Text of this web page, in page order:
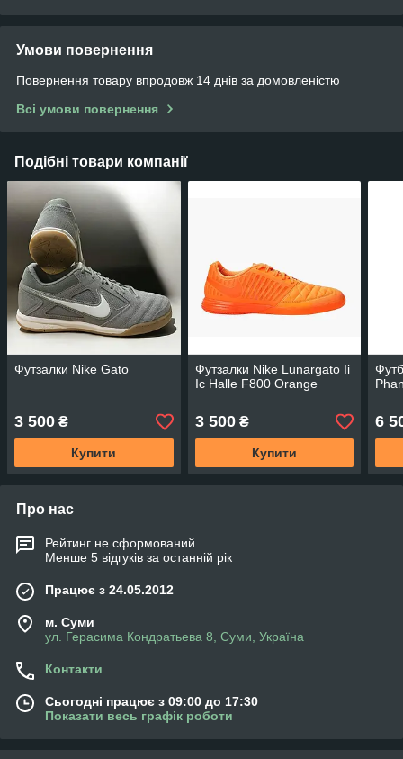
Умови повернення
Повернення товару впродовж 14 днів за домовленістю
Всі умови повернення
Подібні товари компанії
Футзалки Nike Gato
3 500 ₴
Купити
Футзалки Nike Lunargato Ii
Ic Halle F800 Orange
3 500₴
Купити
6
Про нас
Рейтинг не сформований
Менше 5 відгуків за останній рік
Працює з 24.05.2012
м. Суми
ул. Герасима Кондратьева 8, Суми, Україна
Контакти
Сьогодні працює з 09:00 до 17:30
Показати весь графік роботи